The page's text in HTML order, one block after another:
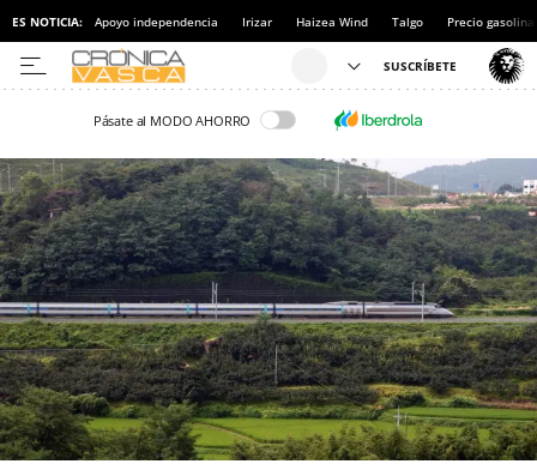
ES NOTICIA: Apoyo independencia Irizar Haizea Wind Talgo Precio gasolina
Pásate al MODO AHORRO